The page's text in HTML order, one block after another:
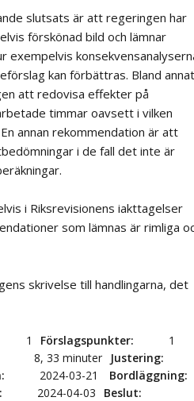
slutsats är att regeringen har
förskönad bild och lämnar
exempelvis
kan förbättras. Bland annat
att redovisa effekter på
timmar oavsett i vilken
annan rekommendation är att
i de fall det inte är
i Riksrevisionens iakttagelser
som lämnas är rimliga
skrivelse till handlingarna, det
1 Förslagspunkter
1
8, 33 minuter
Justering
2024-03-21
Bordläggning
2024-04-03
Beslut